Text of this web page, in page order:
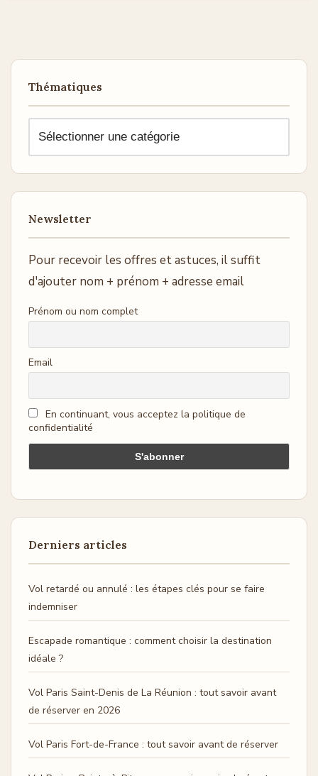
Thématiques
Newsletter
Pour recevoir les offres et astuces, il suffit
d'ajouter nom + prénom + adresse email
Prénom ou nom complet
Email
En continuant, vous acceptez la politique de
confidentialité
Derniers articles
Vol retardé ou annulé : les étapes clés pour se faire
indemniser
Escapade romantique : comment choisir la destination
idéale ?
Vol Paris Saint-Denis de La Réunion : tout savoir avant
de réserver en 2026
Vol Paris Fort-de-France : tout savoir avant de réserver